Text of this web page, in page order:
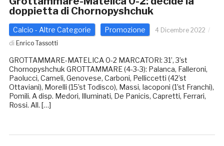
doppietta di Chornopyshchuk
Calcio - Altre Categorie Promozione
4 Dicembre 2022
di Enrico Tassotti
GROTTAMMARE-MATELICA 0-2 MARCATORI: 31’, 3’st
Chornopyshchuk GROTTAMMARE (4-3-3): Palanca, Falleroni,
Paolucci, Cameli, Genovese, Carboni, Pelliccetti (42’st
Ottaviani), Morelli (15’st Todisco), Massi, Iacoponi (1’st Franchi),
Pomili. A disp. Medori, Illuminati, De Panicis, Capretti, Ferrari,
Rossi. All. […]